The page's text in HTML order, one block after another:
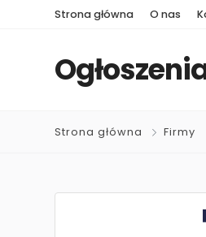
Strona główna O nas
Strona główna Firmy